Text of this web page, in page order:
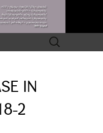
Search
for:
IN
2